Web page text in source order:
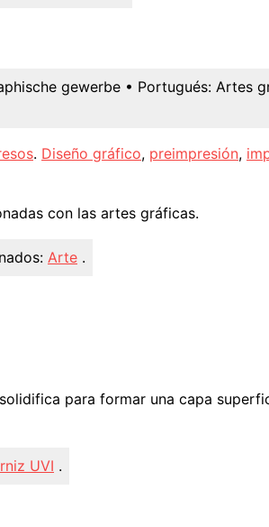
gewerbe • Portugués: Artes
. Diseño gráfico, preimpresión,
con las artes gráficas.
Arte .
para formar una capa
UVI .